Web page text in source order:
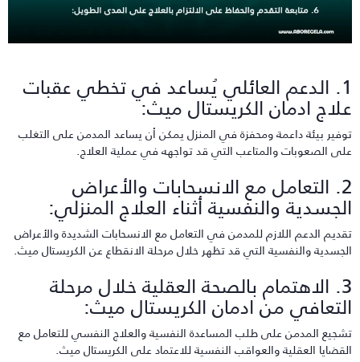
1. الدعم العائلي يُساعد في تخطي عقبات
ادمان الكريستال ميث:
بيئة داعمة ومحفزة في المنزل يمكن أن يساعد المدمن على التغلب
الصعوبات والمتاعب التي قد تواجهه في عملية العلاج.
2. التعامل مع الانسحابات والأعراض
والنفسية أثناء العلاج المنزلي:
الدعم اللازم للمدمن في التعامل مع الانسحابات الشديدة والأعراض
والنفسية التي قد تظهر خلال مرحلة الانقطاع عن الكريستال ميث.
3. الاهتمام بالصحة العقلية خلال مرحلة
من ادمان الكريستال ميث:
المدمن على طلب المساعدة النفسية والعلاج النفسي للتعامل مع
العقلية والعواقب النفسية للاعتماد على الكريستال ميث.